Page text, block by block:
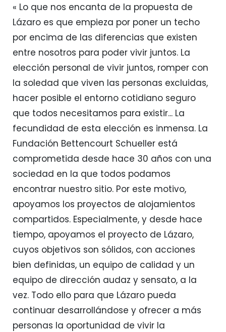
« Lo que nos encanta de la propuesta de
Lázaro es que empieza por poner un techo
por encima de las diferencias que existen
entre nosotros para poder vivir juntos. La
elección personal de vivir juntos, romper con
la soledad que viven las personas excluidas,
hacer posible el entorno cotidiano seguro
que todos necesitamos para existir... La
fecundidad de esta elección es inmensa. La
Fundación Bettencourt Schueller está
comprometida desde hace 30 años con una
sociedad en la que todos podamos
encontrar nuestro sitio. Por este motivo,
apoyamos los proyectos de alojamientos
compartidos. Especialmente, y desde hace
tiempo, apoyamos el proyecto de Lázaro,
cuyos objetivos son sólidos, con acciones
bien definidas, un equipo de calidad y un
equipo de dirección audaz y sensato, a la
vez. Todo ello para que Lázaro pueda
continuar desarrollándose y ofrecer a más
personas la oportunidad de vivir la